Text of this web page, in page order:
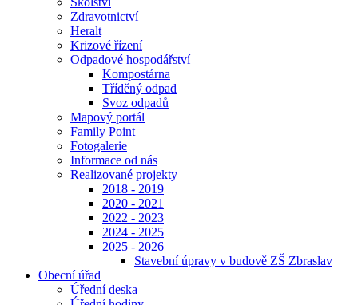
Zdravotnictví
Heralt
Krizové řízení
Odpadové hospodářství
Kompostárna
Tříděný odpad
Svoz odpadů
Mapový portál
Family Point
Fotogalerie
Informace od nás
Realizované projekty
2018 - 2019
2020 - 2021
2022 - 2023
2024 - 2025
2025 - 2026
Stavební úpravy v budově ZŠ Zbraslav
Obecní úřad
Úřední deska